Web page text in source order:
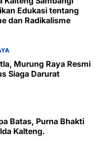
Edukasi tentang
dan Radikalisme
Murung Raya Resmi
Siaga Darurat
Batas, Purna Bhakti
Kalteng.